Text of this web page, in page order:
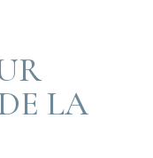
LA